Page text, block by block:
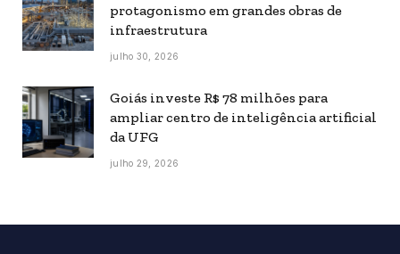
protagonismo em grandes obras de
infraestrutura
julho 30, 2026
Goiás investe R$ 78 milhões para
ampliar centro de inteligência artificial
da UFG
julho 29, 2026